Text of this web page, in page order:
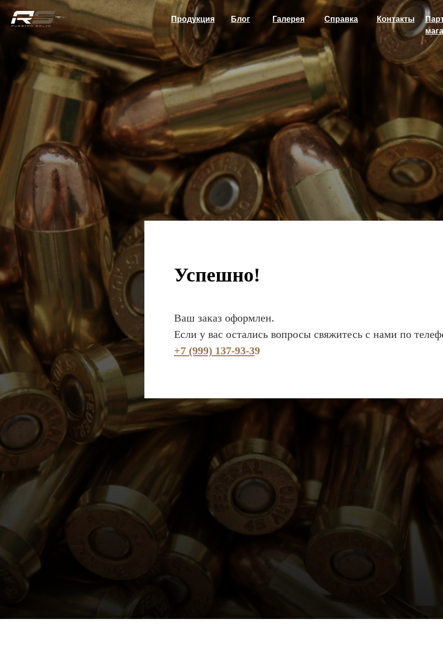
Продукция Справка
Блог Галерея Партнёры и
магазины
Контакты
Успешно!
Ваш заказ оформлен.
Если у вас остались вопросы свяжитесь с нами по
+7 (999) 137-93-39